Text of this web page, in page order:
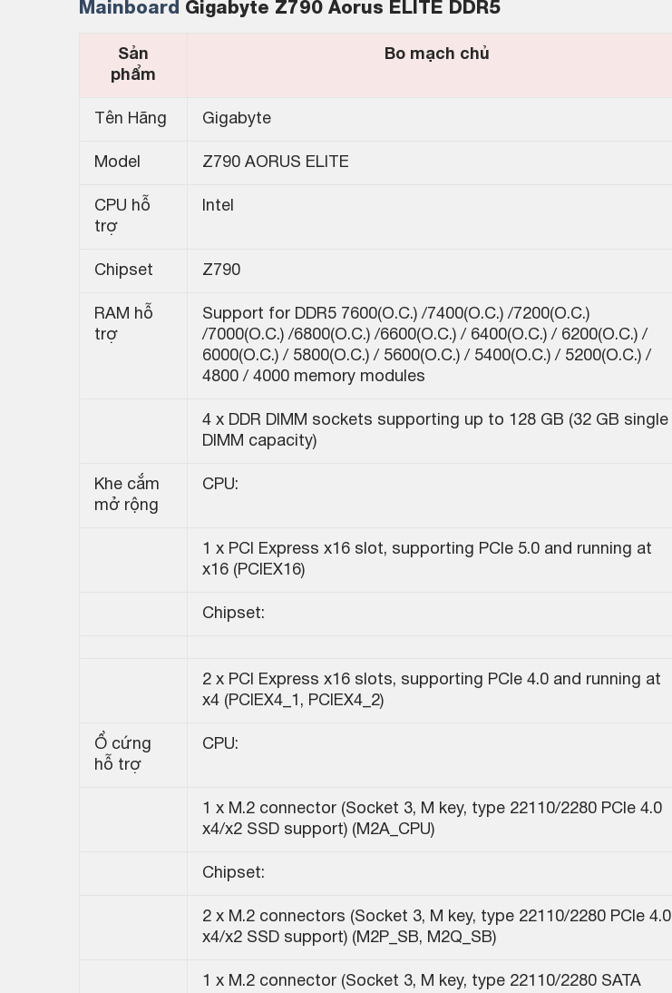
Mainboard Gigabyte Z790 Aorus ELITE DDR5
Sản
phẩm
Bo mạch chủ
Tên Hãng Gigabyte
Model Z790 AORUS ELITE
CPU hỗ
trợ
Intel
Chipset Z790
RAM hỗ
trợ
Support for DDR5 7600(O.C.) /7400(O.C.) /7200(O.C.)
/7000(O.C.) /6800(O.C.) /6600(O.C.) / 6400(O.C.) / 6200(O.C.) /
6000(O.C.) / 5800(O.C.) / 5600(O.C.) / 5400(O.C.) / 5200(O.C.) /
4800 / 4000 memory modules
4 x DDR DIMM sockets supporting up to 128 GB (32 GB single
DIMM capacity)
Khe cắm
mở rộng
CPU:
1 x PCI Express x16 slot, supporting PCIe 5.0 and running at
x16 (PCIEX16)
Chipset:
2 x PCI Express x16 slots, supporting PCIe 4.0 and running at
x4 (PCIEX4_1, PCIEX4_2)
Ổ cứng
hỗ trợ
CPU:
1 x M.2 connector (Socket 3, M key, type 22110/2280 PCIe 4.0
x4/x2 SSD support) (M2A_CPU)
Chipset:
2 x M.2 connectors (Socket 3, M key, type 22110/2280 PCIe 4.0
x4/x2 SSD support) (M2P_SB, M2Q_SB)
1 x M.2 connector (Socket 3, M key, type 22110/2280 SATA